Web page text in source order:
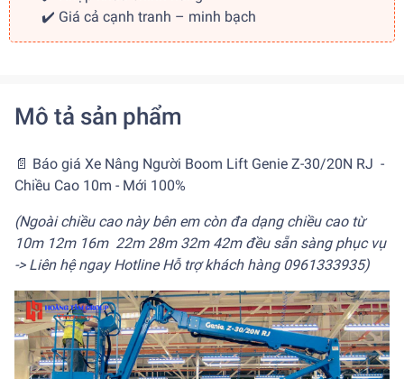
✔️ Giá cả cạnh tranh – minh bạch
Mô tả sản phẩm
📄 Báo giá Xe Nâng Người Boom Lift Genie Z-30/20N RJ -
Chiều Cao 10m - Mới 100%
(Ngoài chiều cao này bên em còn đa dạng chiều cao từ
10m 12m 16m 22m 28m 32m 42m đều sẵn sàng phục vụ
-> Liên hệ ngay Hotline Hỗ trợ khách hàng 0961333935)